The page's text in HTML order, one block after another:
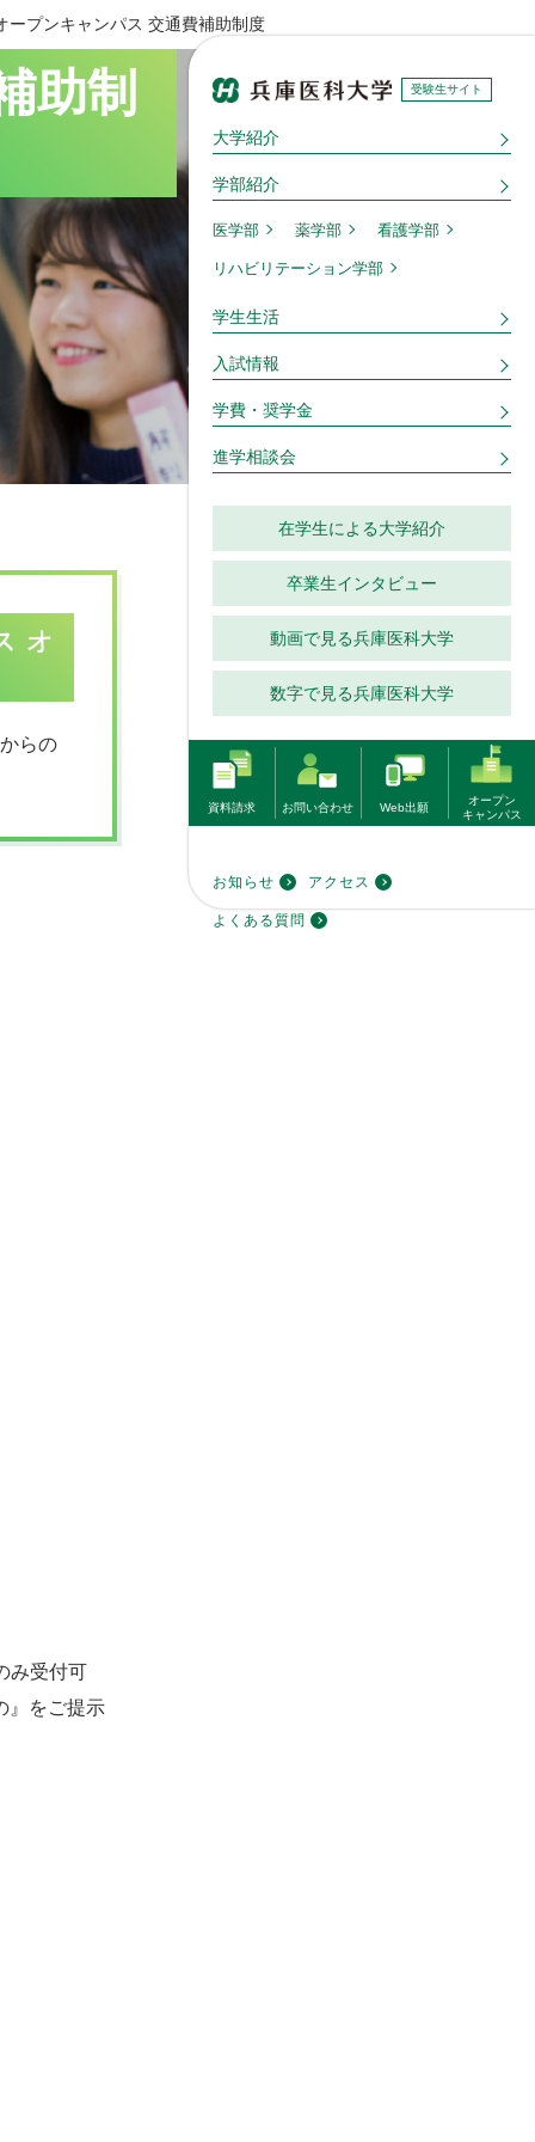
受験生サイト
大学紹介
学部紹介
医学部 薬学部 看護学部
リハビリテーション学部
学⽣⽣活
入試情報
学費・奨学金
進学相談会
在学生による大学紹介
卒業生インタビュー
動画で見る兵庫医科大学
数字で見る兵庫医科大学
資料請求 お問い合わせ Web出願
オープン
キャンパス
お知らせ アクセス
よくある質問
ープンキャンパス 交通費補助制度
助制
オ
らの
み受付可
』をご提示